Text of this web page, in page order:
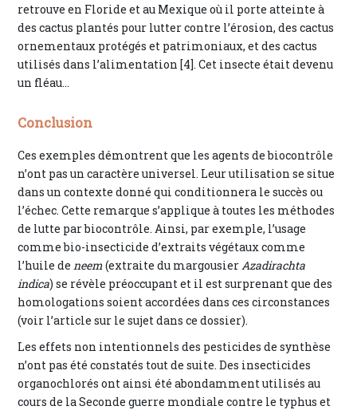
retrouve en Floride et au Mexique où il porte atteinte à
des cactus plantés pour lutter contre l’érosion, des cactus
ornementaux protégés et patrimoniaux, et des cactus
utilisés dans l’alimentation [4]. Cet insecte était devenu
un fléau…
Conclusion
Ces exemples démontrent que les agents de biocontrôle
n’ont pas un caractère universel. Leur utilisation se situe
dans un contexte donné qui conditionnera le succès ou
l’échec. Cette remarque s’applique à toutes les méthodes
de lutte par biocontrôle. Ainsi, par exemple, l’usage
comme bio-insecticide d’extraits végétaux comme
l’huile deneem(extraite du margousierAzadirachta
indica) se révèle préoccupant et il est surprenant que des
homologations soient accordées dans ces circonstances
(voir l’article sur le sujet dans ce dossier).
Les effets non intentionnels des pesticides de synthèse
n’ont pas été constatés tout de suite. Des insecticides
organochlorés ont ainsi été abondamment utilisés au
cours de la Seconde guerre mondiale contre le typhus et